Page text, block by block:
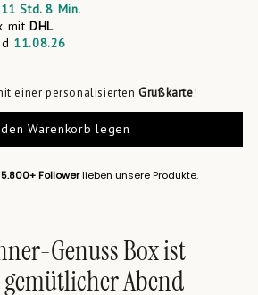
11 Std. 8 Min.
mit DHL
11.08.26
einer personalisierten Grußkarte!
Warenkorb legen
5.800+ Followerlieben unsere Produkte.
Genuss Box ist
Abend